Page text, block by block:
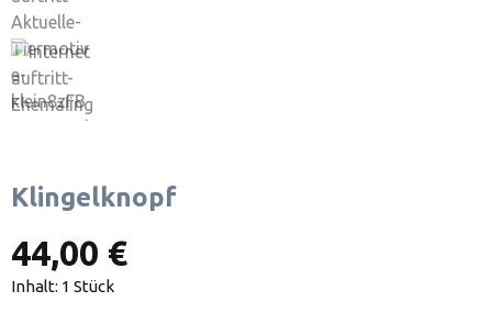
Klingelknopf
44,00 €
Inhalt: 1 Stück